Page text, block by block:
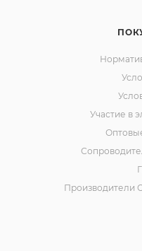
Участие в
Производители